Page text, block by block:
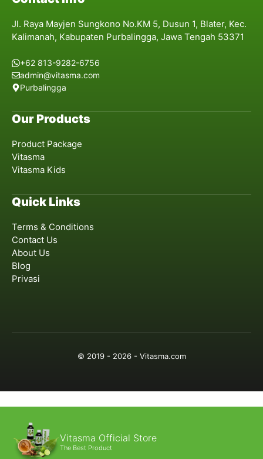
Jl. Raya Mayjen Sungkono No.KM 5, Dusun 1, Blater, Kec.
Kalimanah, Kabupaten Purbalingga, Jawa Tengah 53371
+62 813-9282-6756
admin@vitasma.com
Purbalingga
Our Products
Product Package
Vitasma
Vitasma Kids
Quick Links
Terms & Conditions
Contact Us
About Us
Blog
Privasi
© 2019 - 2026 - Vitasma.com
Vitasma Official Store
The Best Product